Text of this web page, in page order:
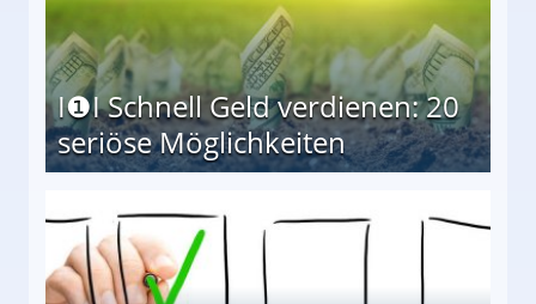
I❶I Schnell Geld verdienen: 20
seriöse Möglichkeiten